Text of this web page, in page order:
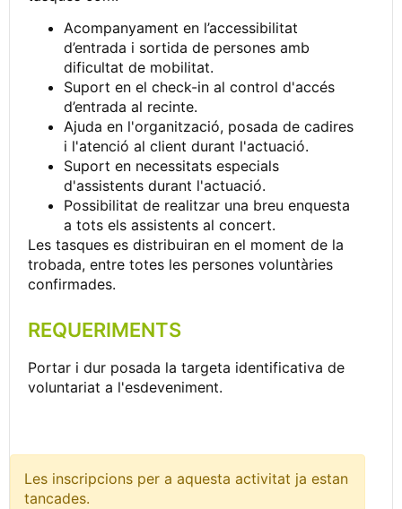
Acompanyament en l’accessibilitat
d’entrada i sortida de persones amb
dificultat de mobilitat.
Suport en el check-in al control d'accés
d’entrada al recinte.
Ajuda en l'organització, posada de cadires
i l'atenció al client durant l'actuació.
Suport en necessitats especials
d'assistents durant l'actuació.
Possibilitat de realitzar una breu enquesta
a tots els assistents al concert.
Les tasques es distribuiran en el moment de la
trobada, entre totes les persones voluntàries
confirmades.
REQUERIMENTS
Portar i dur posada la targeta identificativa de
voluntariat a l'esdeveniment.
Les inscripcions per a aquesta activitat ja estan
tancades.